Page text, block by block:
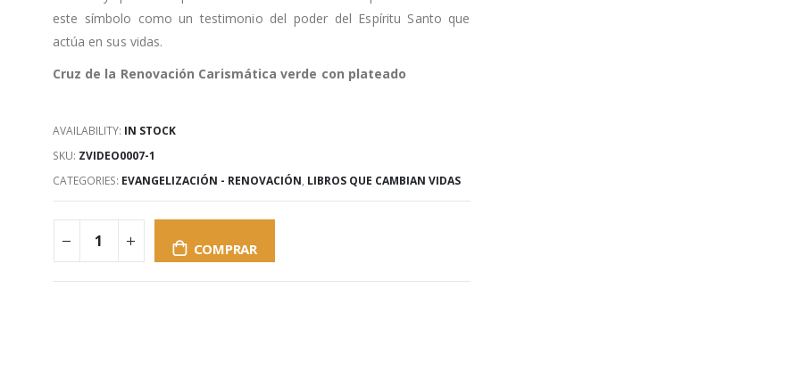
este símbolo como un testimonio del poder del Espíritu Santo que
actúa en sus vidas.
Cruz de la Renovación Carismática verde con plateado
AVAILABILITY: IN STOCK
SKU: ZVIDEO0007-1
CATEGORIES: EVANGELIZACIÓN - RENOVACIÓN, LIBROS QUE CAMBIAN VIDAS
COMPRAR